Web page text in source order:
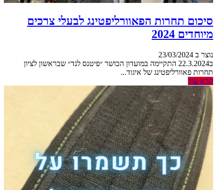
סיכום תחרות הפאוורליפטינג לבעלי צרכים
מיוחדים 2024
נוצר ב 23/03/2024
ב22.3.2024 התקיימה במועדון הכושר ״פיטנס לנד״ שבראשון לציון
תחרות פאוורליפטינג של איגוד...
קרא עוד